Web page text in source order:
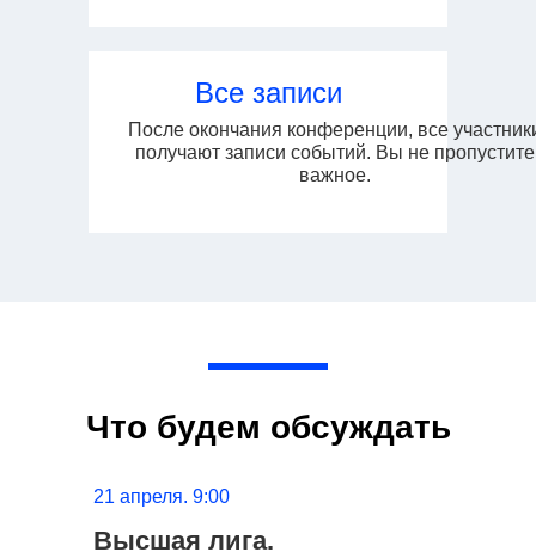
Все записи
После окончания конференции, все
получают записи событий. Вы не пропустите
важное.
Что будем обсуждать
21 апреля. 9:00
Высшая лига.